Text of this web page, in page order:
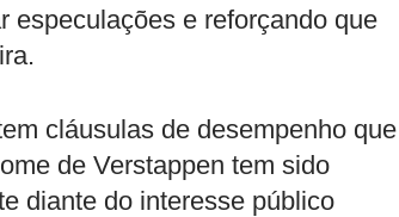
especulações e reforçando que
cláusulas de desempenho que
de Verstappen tem sido
diante do interesse público